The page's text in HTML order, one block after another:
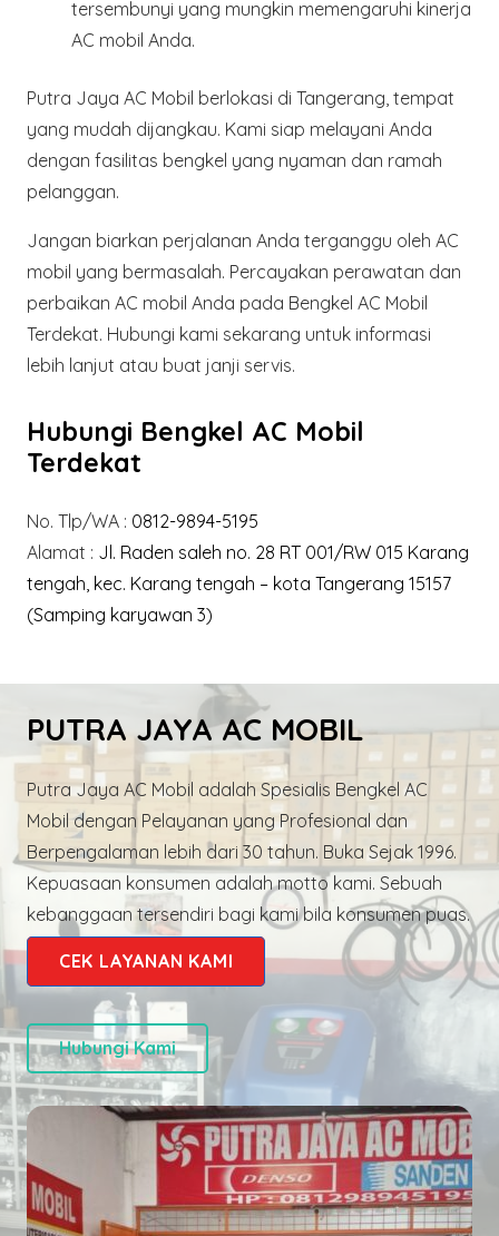
tersembunyi yang mungkin memengaruhi kinerja
AC mobil Anda.
Putra Jaya AC Mobil berlokasi di Tangerang, tempat
yang mudah dijangkau. Kami siap melayani Anda
dengan fasilitas bengkel yang nyaman dan ramah
pelanggan.
Jangan biarkan perjalanan Anda terganggu oleh AC
mobil yang bermasalah. Percayakan perawatan dan
perbaikan AC mobil Anda pada Bengkel AC Mobil
Terdekat. Hubungi kami sekarang untuk informasi
lebih lanjut atau buat janji servis.
Hubungi Bengkel AC Mobil
Terdekat
No. Tlp/WA : 0812-9894-5195
Alamat : Jl. Raden saleh no. 28 RT 001/RW 015 Karang
tengah, kec. Karang tengah – kota Tangerang 15157
(Samping karyawan 3)
PUTRA JAYA AC MOBIL
Putra Jaya AC Mobil adalah Spesialis Bengkel AC
Mobil dengan Pelayanan yang Profesional dan
Berpengalaman lebih dari 30 tahun. Buka Sejak 1996.
Kepuasaan konsumen adalah motto kami. Sebuah
kebanggaan tersendiri bagi kami bila konsumen puas.
CEK LAYANAN KAMI
Hubungi Kami